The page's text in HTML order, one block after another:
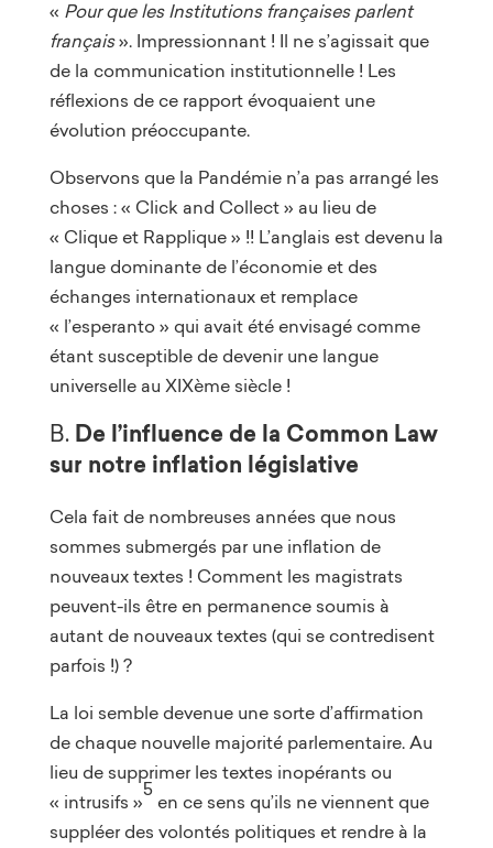
« Pour que les Institutions françaises parlent
français». Impressionnant ! Il ne s’agissait que
de la communication institutionnelle ! Les
réflexions de ce rapport évoquaient une
évolution préoccupante.
Observons que la Pandémie n’a pas arrangé les
choses : « Click and Collect » au lieu de
« Clique et Rapplique » !! L’anglais est devenu la
langue dominante de l’économie et des
échanges internationaux et remplace
« l’esperanto » qui avait été envisagé comme
étant susceptible de devenir une langue
universelle au XIXème siècle !
B. De l’influence de la Common Law
sur notre inflation législative
Cela fait de nombreuses années que nous
sommes submergés par une inflation de
nouveaux textes ! Comment les magistrats
peuvent-ils être en permanence soumis à
autant de nouveaux textes (qui se contredisent
parfois !) ?
La loi semble devenue une sorte d’affirmation
de chaque nouvelle majorité parlementaire. Au
lieu de supprimer les textes inopérants ou
« intrusifs »
5
en ce sens qu’ils ne viennent que
suppléer des volontés politiques et rendre à la